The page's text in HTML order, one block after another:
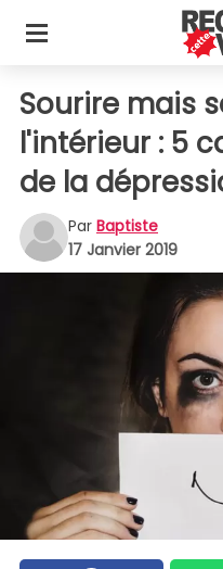
Sourire mais
l'intérieur : 5
de la
Par Baptiste
17 Janvier 2019